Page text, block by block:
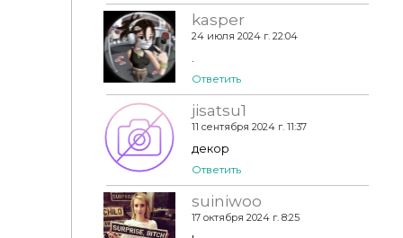
kasper
24 июля 2024 г. 22:04
.
Ответить
jisatsu1
11 сентября 2024 г. 11:37
декор
Ответить
suiniwoo
17 октября 2024 г. 8:25